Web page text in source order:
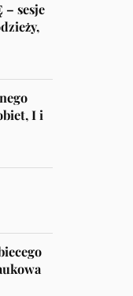
– sesje
I i